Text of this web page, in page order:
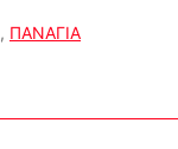
, ΠΑΝΑΓΙΑ